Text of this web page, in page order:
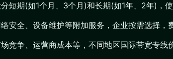
短期(如1个月、3个月)和长期(如1年、2年)，
安全、设备维护等附加服务，企业按需选择，
竞争、运营商成本等，不同地区国际带宽专线